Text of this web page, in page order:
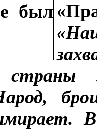
страны
В